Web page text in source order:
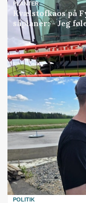
PLANTER
Kvælstofkaos på
såplaner: - Jeg
POLITIK